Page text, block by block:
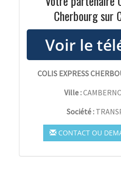
Cherbourg sur
COLIS EXPRESS
Ville :
Société :
CONTACT OU